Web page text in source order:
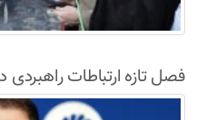
فصل تازه ارتباطات
حاجی‌دولو سکاندار روابط